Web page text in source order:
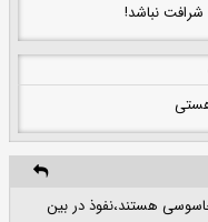
نباشد!
هستند،نفوذ در بین